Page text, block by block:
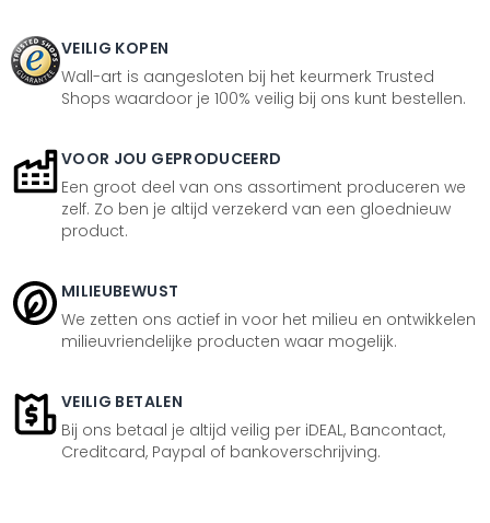
VEILIG KOPEN
Wall-art is aangesloten bij het keurmerk Trusted
Shops waardoor je 100% veilig bij ons kunt bestellen.
VOOR JOU GEPRODUCEERD
Een groot deel van ons assortiment produceren we
zelf. Zo ben je altijd verzekerd van een gloednieuw
product.
MILIEUBEWUST
We zetten ons actief in voor het milieu en ontwikkelen
milieuvriendelijke producten waar mogelijk.
VEILIG BETALEN
Bij ons betaal je altijd veilig per iDEAL, Bancontact,
Creditcard, Paypal of bankoverschrijving.